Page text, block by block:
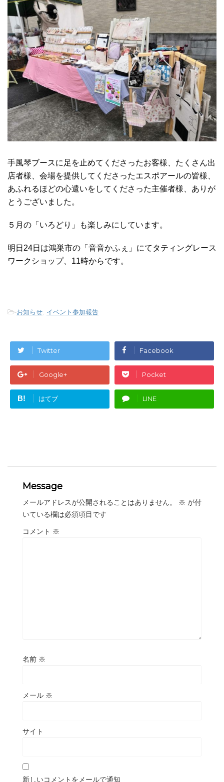
手風琴ブースに足を止めてくださったお客様、たくさん出
店者様、会場を提供してくださったエスポアールの皆様、
あふれるほどの心遣いをしてくださった主催者様、ありが
とうございました。
５月の「いろどり」も楽しみにしています。
明日24日は鴻巣市の「音音かふぇ」にてタティングレース
ワークショップ、11時からです。
-お知らせ イベント参加報告
Twitter Facebook
Google+ Pocket
B! はてブ LINE
Message
メールアドレスが公開されることはありません。 ※ が付
いている欄は必須項目です
コメント ※
名前 ※
メール ※
サイト
新しいコメントをメールで通知